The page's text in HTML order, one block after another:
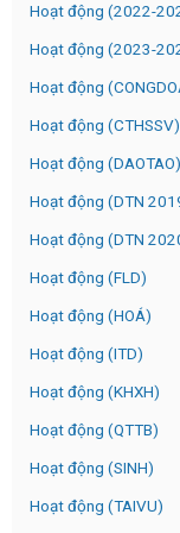
Hoạt động (2022-
Hoạt động (2023-
Hoạt động
Hoạt động (CTHSSV)
Hoạt động (DAOTAO)
Hoạt động (DTN
Hoạt động (DTN
Hoạt động (FLD)
Hoạt động (HOÁ)
Hoạt động (ITD)
Hoạt động (KHXH)
Hoạt động (QTTB)
Hoạt động (SINH)
Hoạt động (TAIVU)